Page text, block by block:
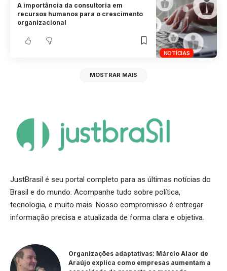
NOTÍCIAS
A importância da consultoria em
recursos humanos para o crescimento
organizacional
MOSTRAR MAIS
JustBrasil é seu portal completo para as últimas notícias do
Brasil e do mundo. Acompanhe tudo sobre política,
tecnologia, e muito mais. Nosso compromisso é entregar
informação precisa e atualizada de forma clara e objetiva.
Organizações adaptativas: Márcio Alaor de
Araújo explica como empresas aumentam a